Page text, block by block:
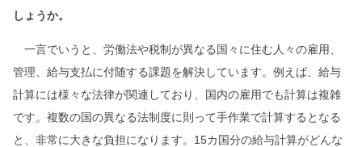
しょうか。
一言でいうと、労働法や税制が異なる国々に住む人々の雇用、
管理、給与支払に付随する課題を解決しています。例えば、給与
計算には様々な法律が関連しており、国内の雇用でも計算は複雑
です。複数の国の異なる法制度に則って手作業で計算するとなる
と、非常に大きな負担になります。15カ国分の給与計算がどんな